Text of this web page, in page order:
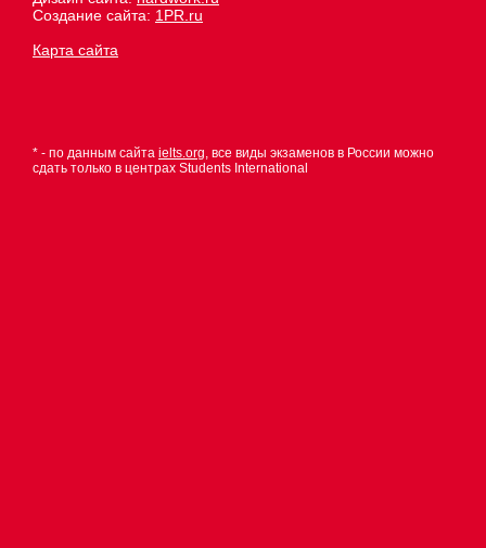
Создание сайта: 1PR.ru
Карта сайта
* - по данным сайта ielts.org, все виды экзаменов в России можно
сдать только в центрах Students International